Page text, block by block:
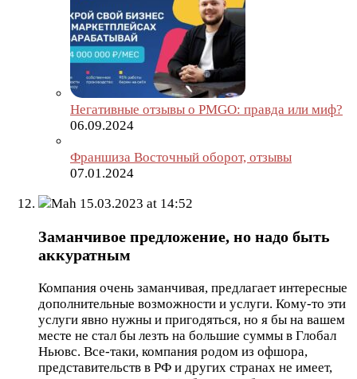
Негативные отзывы о PMGO: правда или миф?
06.09.2024
Франшиза Восточный оборот, отзывы
07.01.2024
Mah 15.03.2023 at 14:52
Заманчивое предложение, но надо быть
аккуратным
Компания очень заманчивая, предлагает интересные
дополнительные возможности и услуги. Кому-то эти
услуги явно нужны и пригодяться, но я бы на вашем
месте не стал бы лезть на большие суммы в Глобал
Ньювс. Все-таки, компания родом из офшора,
представительств в РФ и других странах не имеет,